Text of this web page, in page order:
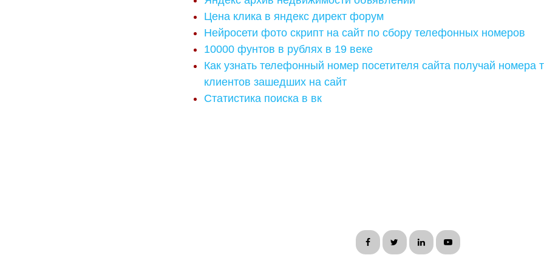
Цена клика в яндекс директ форум
Нейросети фото скрипт на сайт по сбору телефонных номеров
10000 фунтов в рублях в 19 веке
Как узнать телефонный номер посетителя сайта получай номера
клиентов зашедших на сайт
Статистика поиска в вк